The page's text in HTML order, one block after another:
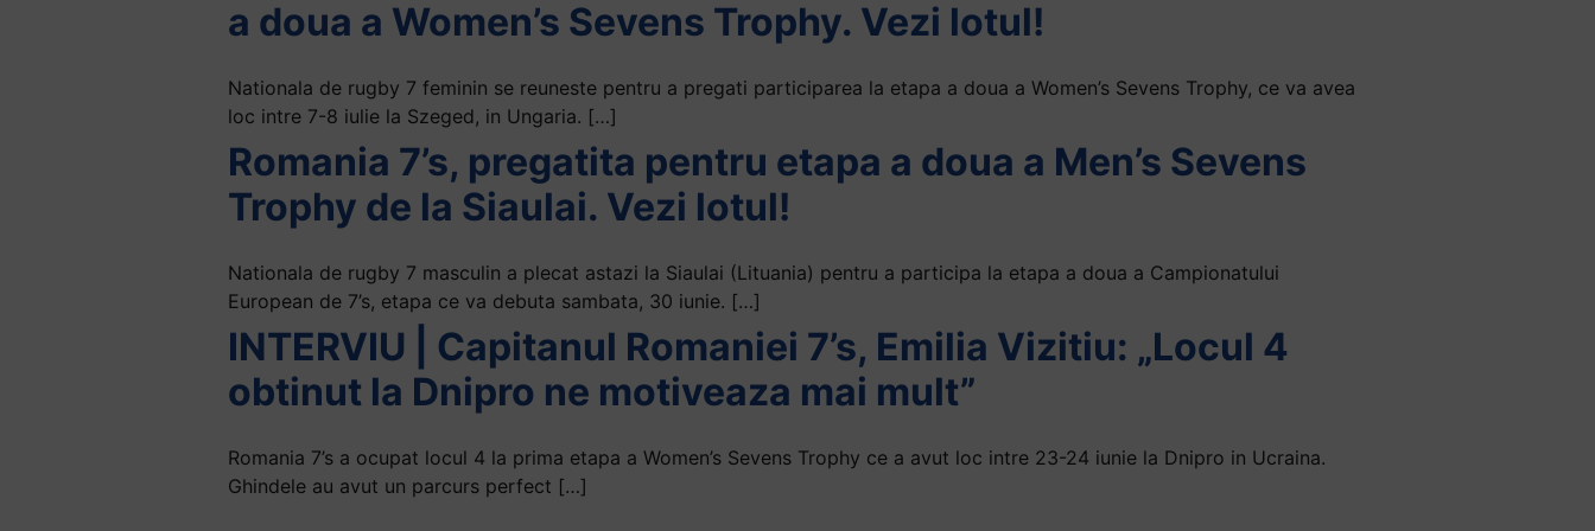
a doua a Women’s Sevens Trophy. Vezi lotul!
Nationala de rugby 7 feminin se reuneste pentru a pregati participarea la etapa a doua a Women’s Sevens Trophy, ce va avea
loc intre 7-8 iulie la Szeged, in Ungaria. […]
Romania 7’s, pregatita pentru etapa a doua a Men’s Sevens
Trophy de la Siaulai. Vezi lotul!
Nationala de rugby 7 masculin a plecat astazi la Siaulai (Lituania) pentru a participa la etapa a doua a Campionatului
European de 7’s, etapa ce va debuta sambata, 30 iunie. […]
INTERVIU | Capitanul Romaniei 7’s, Emilia Vizitiu: „Locul 4
obtinut la Dnipro ne motiveaza mai mult”
Romania 7’s a ocupat locul 4 la prima etapa a Women’s Sevens Trophy ce a avut loc intre 23-24 iunie la Dnipro in Ucraina.
Ghindele au avut un parcurs perfect […]